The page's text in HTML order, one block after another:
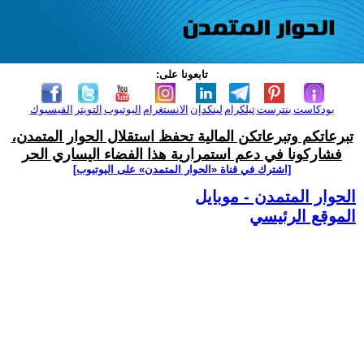
تابعونا على:
الفيسبوك التويتر اليوتيوب الانستغرام لينكدإن تيلكرامبنترست بودكاست
تبرعاتكم وتبرعاتكن المالية تحفظ استقلال الحوار المتمدن،
فشاركونا في دعم استمرارية هذا الفضاء اليساري الحر
[اشترك في قناة ‫«الحوار المتمدن» على اليوتيوب]
الحوار المتمدن - موبايل
الموقع الرئيسي